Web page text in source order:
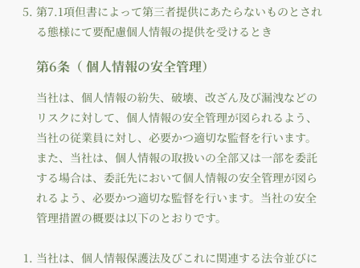
第7.1項但書によって第三者提供にあたらないものとされ
る態様にて要配慮個人情報の提供を受けるとき
第6条（ 個人情報の安全管理）
当社は、個人情報の紛失、破壊、改ざん及び漏洩などの
リスクに対して、個人情報の安全管理が図られるよう、
当社の従業員に対し、必要かつ適切な監督を行います。
また、当社は、個人情報の取扱いの全部又は一部を委託
する場合は、委託先において個人情報の安全管理が図ら
れるよう、必要かつ適切な監督を行います。当社の安全
管理措置の概要は以下のとおりです。
当社は、個人情報保護法及びこれに関連する法令並びに